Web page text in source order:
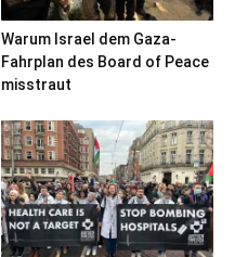
Warum Israel dem Gaza-
Fahrplan des Board of Peace
misstraut